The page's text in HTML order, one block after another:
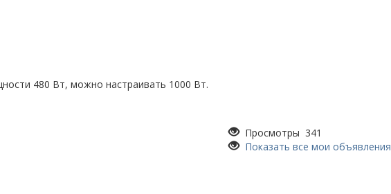
480 Вт, можно настраивать 1000 Вт.
Просмотры 341
Показать все мои объявления